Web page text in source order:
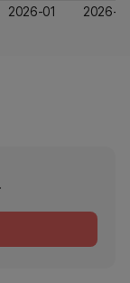
2026-01 2026-